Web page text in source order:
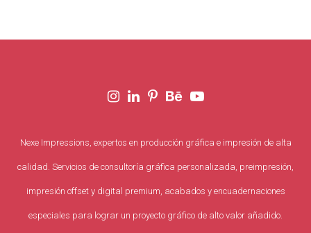
Nexe Impressions, expertos en producción gráfica e impresión de alta
calidad. Servicios de consultoría gráfica personalizada, preimpresión,
impresión offset y digital premium, acabados y encuadernaciones
especiales para lograr un proyecto gráfico de alto valor añadido.